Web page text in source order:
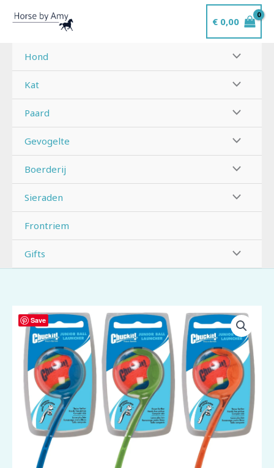
naar
inhoud
€0,00
Hond
Kat
Paard
Gevogelte
Boerderij
Sieraden
Frontriem
Gifts
Save
Chuckit!
Junior
Ball
Launcher
aantal